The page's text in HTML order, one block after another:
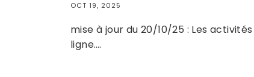
OCT 19, 2025
mise à jour du 20/10/25 : Les
ligne….